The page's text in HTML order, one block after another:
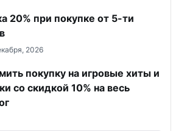
20% при покупке от 5-ти
2026
покупку на игровые хиты и
со скидкой 10% на весь